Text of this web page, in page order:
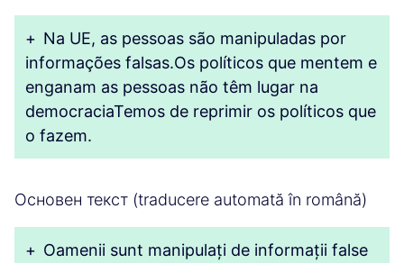
+ Na UE, as pessoas são manipuladas por
informações falsas.Os políticos que mentem e
enganam as pessoas não têm lugar na
democraciaTemos de reprimir os políticos que
o fazem.
Основен текст (traducere automată în română)
+ Oamenii sunt manipulați de informații false